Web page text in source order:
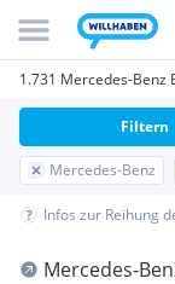
1.731 Mercedes-Benz
Mercedes-Benz
Filtern
Infos zur Reihung
Mercedes-